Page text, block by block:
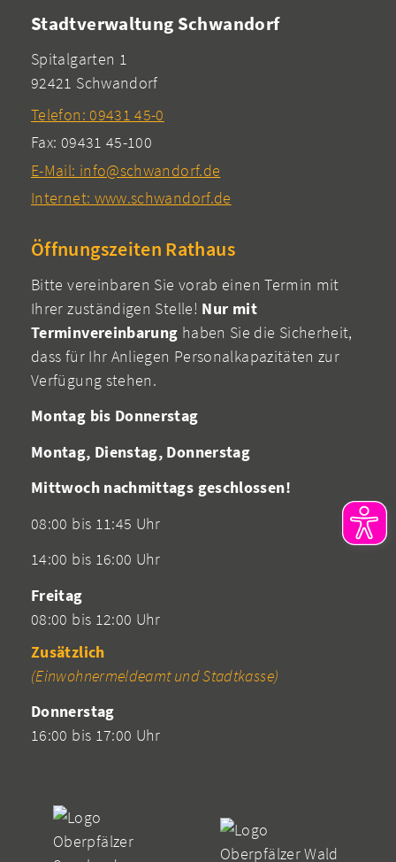
Stadtverwaltung Schwandorf
Spitalgarten 1
92421 Schwandorf
Telefon: 09431 45-0
Fax: 09431 45-100
E-Mail: info@schwandorf.de
Internet: www.schwandorf.de
Öffnungszeiten Rathaus
Bitte vereinbaren Sie vorab einen Termin mit
Ihrer zuständigen Stelle! Nur mit
Terminvereinbarung haben Sie die Sicherheit,
dass für Ihr Anliegen Personalkapazitäten zur
Verfügung stehen.
Montag bis Donnerstag
Montag, Dienstag, Donnerstag
Mittwoch nachmittags geschlossen!
08:00 bis 11:45 Uhr
14:00 bis 16:00 Uhr
Freitag
08:00 bis 12:00 Uhr
Zusätzlich
(Einwohnermeldeamt und Stadtkasse)
Donnerstag
16:00 bis 17:00 Uhr